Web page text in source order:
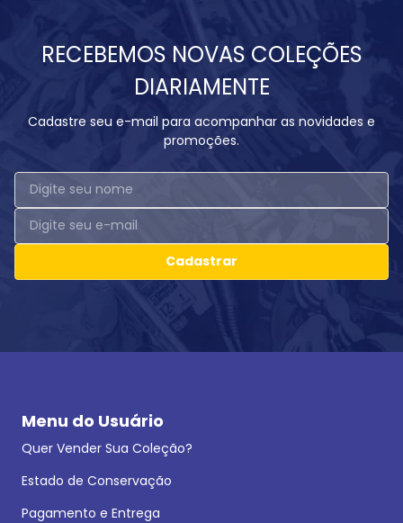
RECEBEMOS NOVAS COLEÇÕES
DIARIAMENTE
Cadastre seu e-mail para acompanhar as novidades e
promoções.
Cadastrar
Menu do Usuário
Quer Vender Sua Coleção?
Estado de Conservação
Pagamento e Entrega